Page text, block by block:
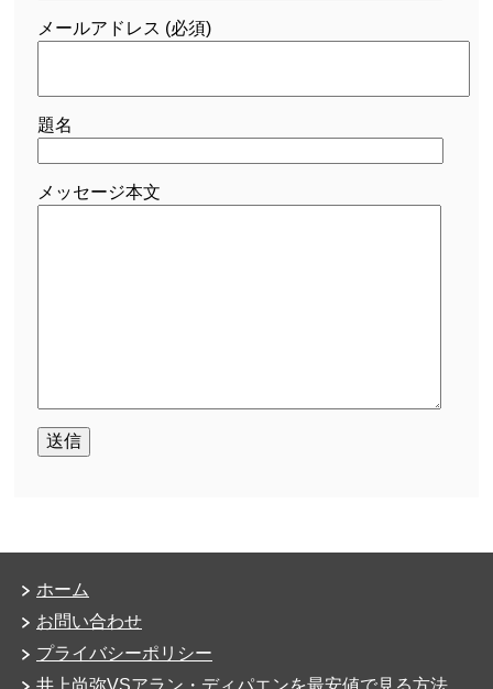
メールアドレス (必須)
題名
メッセージ本文
ホーム
お問い合わせ
プライバシーポリシー
井上尚弥VSアラン・ディパエンを最安値で見る方法